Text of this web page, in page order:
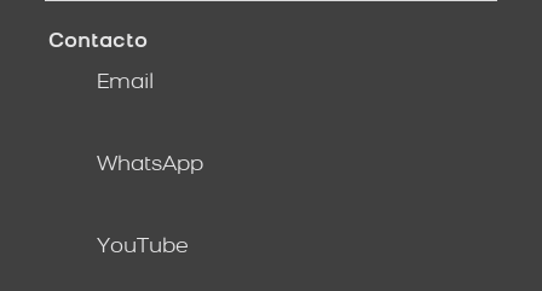
Contacto
Email
WhatsApp
YouTube